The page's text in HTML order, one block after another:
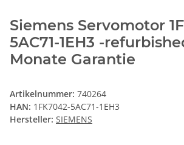
Siemens Servomotor
5AC71-1EH3 -
Monate Garantie
Artikelnummer: 740264
HAN: 1FK7042-5AC71-1EH3
Hersteller: SIEMENS